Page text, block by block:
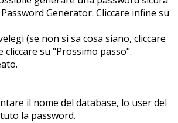
Generator. Cliccare infine su
(se non si sa cosa siano, cliccare
cliccare su "Prossimo passo".
il nome del database, lo user del
la password.